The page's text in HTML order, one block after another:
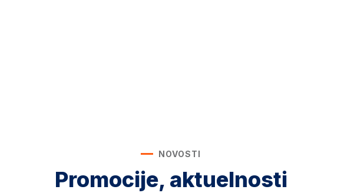
NOVOSTI
Promocije, aktuelnosti